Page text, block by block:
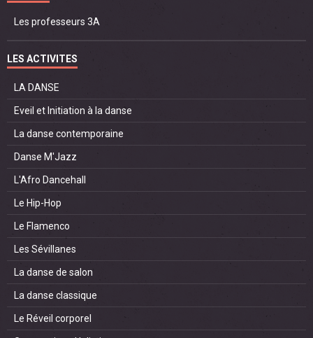
Les professeurs 3A
LES ACTIVITES
LA DANSE
Eveil et Initiation à la danse
La danse contemporaine
Danse M'Jazz
L'Afro Dancehall
Le Hip-Hop
Le Flamenco
Les Sévillanes
La danse de salon
La danse classique
Le Réveil corporel